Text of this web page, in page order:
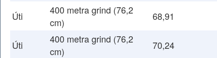
Úti
400 metra grind (76,2
cm)
68,91
Úti
400 metra grind (76,2
cm)
70,24